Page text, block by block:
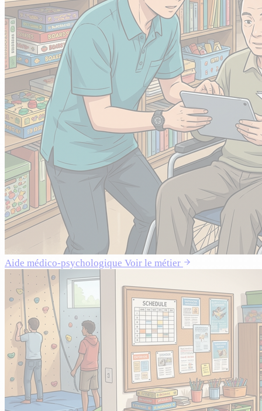
Aide médico-psychologique Voir le métier